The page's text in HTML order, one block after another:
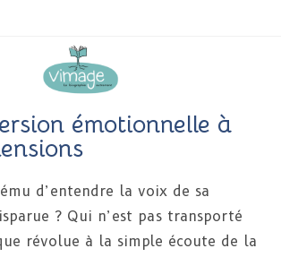
émotionnelle à
d’entendre la voix de sa
? Qui n’est pas transporté
révolue à la simple écoute de la